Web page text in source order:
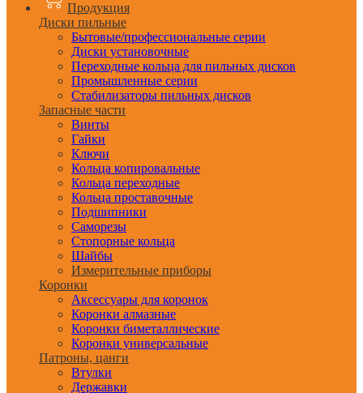
Продукция
Диски пильные
Бытовые/профессиональные серии
Диски установочные
Переходные кольца для пильных дисков
Промышленные серии
Стабилизаторы пильных дисков
Запасные части
Винты
Гайки
Ключи
Кольца копировальные
Кольца переходные
Кольца проставочные
Подшипники
Саморезы
Стопорные кольца
Шайбы
Измерительные приборы
Коронки
Аксессуары для коронок
Коронки алмазные
Коронки биметаллические
Коронки универсальные
Патроны, цанги
Втулки
Державки